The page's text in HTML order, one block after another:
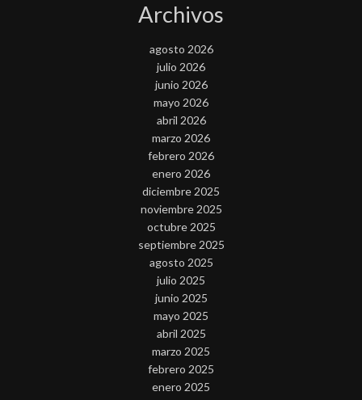
Archivos
agosto 2026
julio 2026
junio 2026
mayo 2026
abril 2026
marzo 2026
febrero 2026
enero 2026
diciembre 2025
noviembre 2025
octubre 2025
septiembre 2025
agosto 2025
julio 2025
junio 2025
mayo 2025
abril 2025
marzo 2025
febrero 2025
enero 2025